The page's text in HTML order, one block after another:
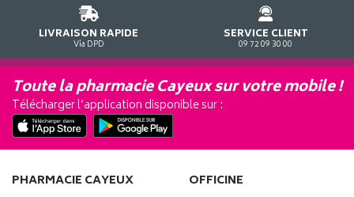
LIVRAISON RAPIDE
Via DPD
SERVICE CLIENT
09 72 09 30 00
Toute la pharmacie Cayeux sur votre mobile !
Télécharger l’application disponible sur :
PHARMACIE CAYEUX OFFICINE